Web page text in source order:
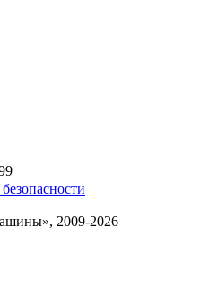
2009-2026